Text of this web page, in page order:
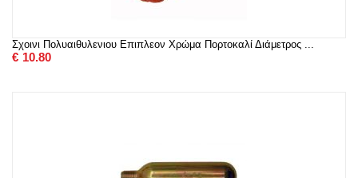
Σχοινι Πολυαιθυλενιου Επιπλεον Χρώμα Πορτοκαλί Διάμετρος ...
€ 10.80